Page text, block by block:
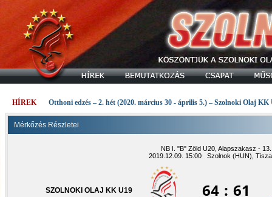
HÍREK Otthoni edzés – 2. hét (2020. március 30 - április 5.) – Szolnoki Olaj KK
Mérkőzés Részletei
NB I. "B" Zöld U20, Alapszakasz -
2019.12.09. 15:00 Szolnok (HUN),
SZOLNOKI OLAJ KK U19 64 : 61